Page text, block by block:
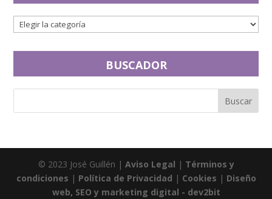
BUSCADOR
© 2023 José Guillén | Aviso Legal | Términos y
condiciones | Política de Privacidad | Cookies | Diseño
web, SEO y marketing digital - dev2bit